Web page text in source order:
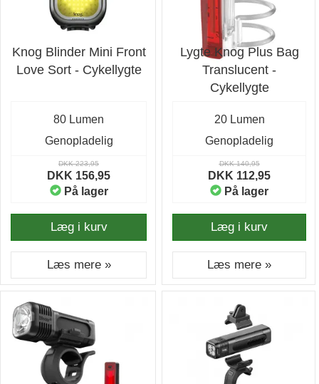
Knog Blinder Mini Front
Love Sort - Cykellygte
80 Lumen
Genopladelig
DKK 223,95
DKK 156,95
På lager
Læg i kurv
Læs mere »
Lygte Knog Plus Bag
Translucent -
Cykellygte
20 Lumen
Genopladelig
DKK 140,95
DKK 112,95
På lager
Læg i kurv
Læs mere »